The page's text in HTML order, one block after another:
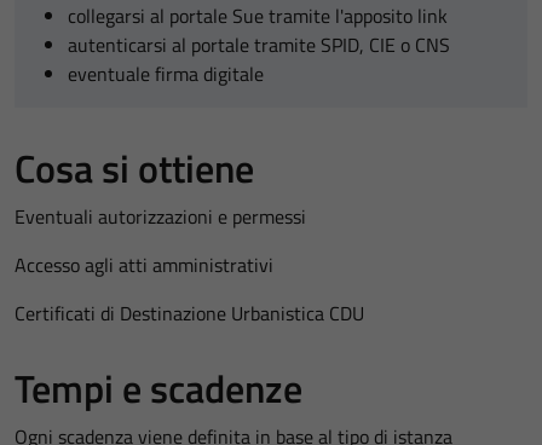
collegarsi al portale Sue tramite l'apposito link
autenticarsi al portale tramite SPID, CIE o CNS
eventuale firma digitale
Cosa si ottiene
Eventuali autorizzazioni e permessi
Accesso agli atti amministrativi
Certificati di Destinazione Urbanistica CDU
Tempi e scadenze
Ogni scadenza viene definita in base al tipo di istanza